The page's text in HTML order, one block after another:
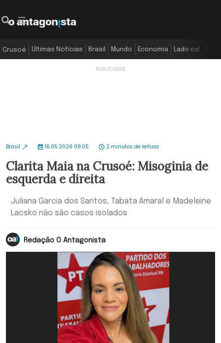
Crusoé Últimas Notícias Brasil Mundo Economia Lado oa!
Brasil 16.05.2026 09:05 2 minutos de leitura
Clarita Maia na Crusoé: Misoginia de
esquerda e direita
Juliana Garcia dos Santos, Tabata Amaral e Madeleine
Lacsko não são casos isolados
Redação O Antagonista